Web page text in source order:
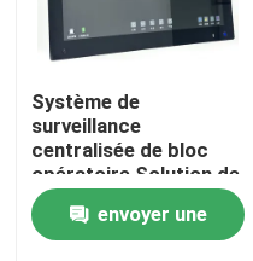
Maison
Produits
Système de
surveillance
centralisée de bloc
opératoire Solution de
contrôle tout-en-un
pour salle d'opération
avec intégration de 6
envoyer une